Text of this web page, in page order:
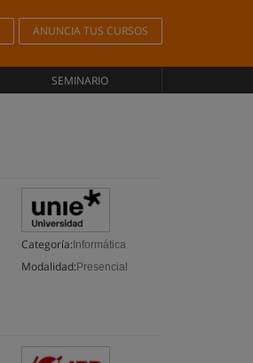
ANUNCIA TUS CURSOS
SEMINARIO
Categoría: Informática
Modalidad: Presencial